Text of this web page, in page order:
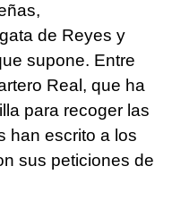
de Reyes y
supone. Entre
Real, que ha
para recoger las
han escrito a los
sus peticiones de